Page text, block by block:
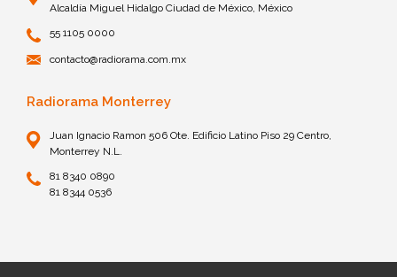
Alcaldía Miguel Hidalgo Ciudad de México, México
55 1105 0000
contacto@radiorama.com.mx
Radiorama Monterrey
Juan Ignacio Ramon 506 Ote. Edificio Latino Piso 29 Centro,
Monterrey N.L.
81 8340 0890
81 8344 0536